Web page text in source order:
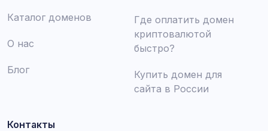
Каталог доменов
О нас
Блог
Где оплатить домен
криптовалютой
быстро?
Купить домен для
сайта в России
Контакты